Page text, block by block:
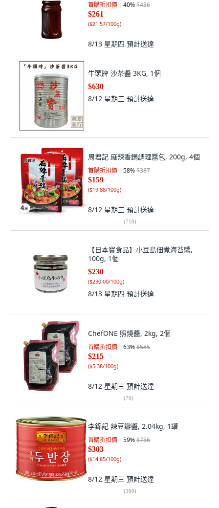
首購折扣價 40%$436
$261
($21.57/100g)
8/13 星期四 預計送達
牛頭牌 沙茶醬 3KG, 1個
$630
8/12 星期三 預計送達
周君記 麻辣香鍋調理醬包, 200g, 4個
首購折扣價 58%$387
$159
($19.88/100g)
8/12 星期三 預計送達
(718)
【日本寶食品】小豆島佃煮海苔醬,
100g, 1個
$230
($230.00/100g)
8/13 星期四 預計送達
ChefONE 照燒醬, 2kg, 2個
首購折扣價 63%$585
$215
($5.38/100g)
8/12 星期三 預計送達
(70)
李錦記 辣豆瓣醬, 2.04kg, 1罐
首購折扣價 59%$756
$303
($14.85/100g)
8/12 星期三 預計送達
(360)